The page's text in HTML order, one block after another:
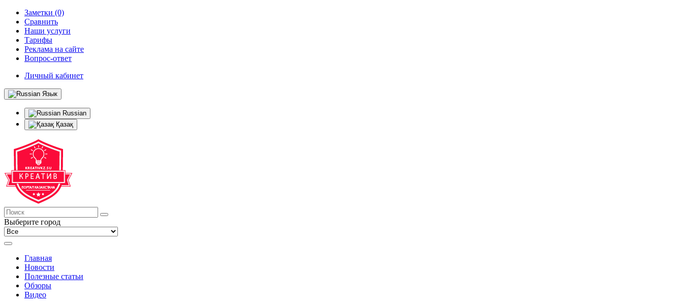
Заметки (0)
Сравнить
Наши услуги
Тарифы
Реклама на сайте
Вопрос-ответ
Личный кабинет
Язык
Russian
Қазақ
Выберите город
Главная
Новости
Полезные статьи
Обзоры
Видео